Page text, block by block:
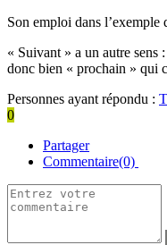
Son emploi dans l’exemple
« Suivant » a un autre sens
donc bien « prochain » qui
Personnes ayant répondu :
0
Partager
Commentaire(0)